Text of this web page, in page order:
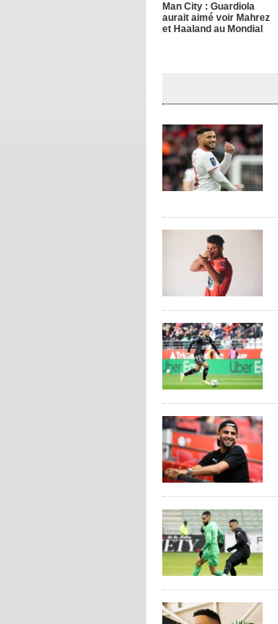
Man City : Guardiola
aurait aimé voir Mahrez
et Haaland au Mondial